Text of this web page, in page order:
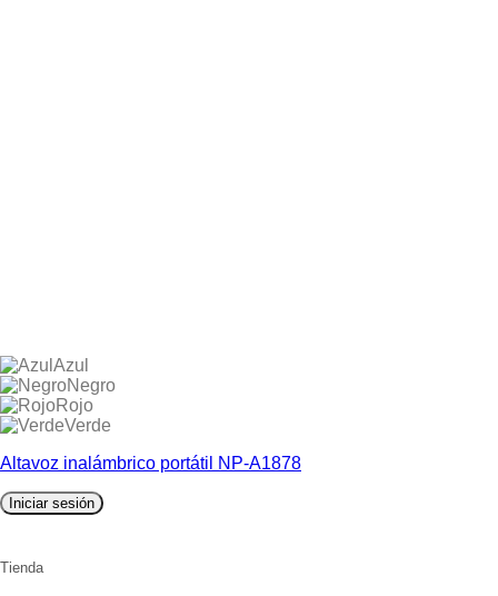
Azul
Negro
Rojo
Verde
Altavoz inalámbrico portátil NP-A1878
Iniciar sesión
Tienda